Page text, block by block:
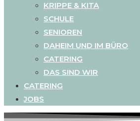
KRIPPE & KITA
SCHULE
SENIOREN
DAHEIM UND IM BÜRO
CATERING
DAS SIND WIR
CATERING
JOBS